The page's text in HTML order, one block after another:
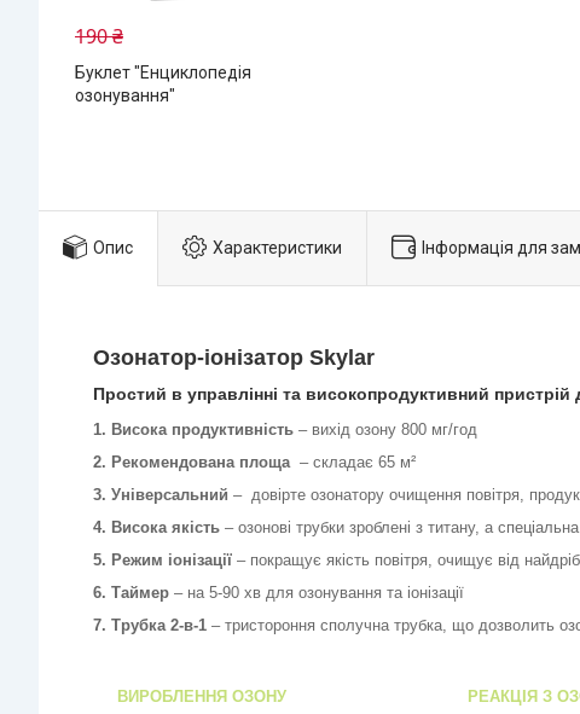
190 ₴
Буклет "Енциклопедія
озонування"
Опис Характеристики Інформація для
Озонатор-іонізатор Skylar
Простий в управлінні та високопродуктивний
1. Висока продуктивність – вихід озону 800 мг/год
2. Рекомендована площа – складає 65 м²
3. Універсальний – довірте озонатору очищення повітря,
4. Висока якість – озонові трубки зроблені з титану, а
5. Режим іонізації – покращує якість повітря, очищує від
6. Таймер – на 5-90 хв для озонування та іонізації
7. Трубка 2-в-1 – тристороння сполучна трубка, що дозволить
ВИРОБЛЕННЯ ОЗОНУ
РЕАКЦІЯ З